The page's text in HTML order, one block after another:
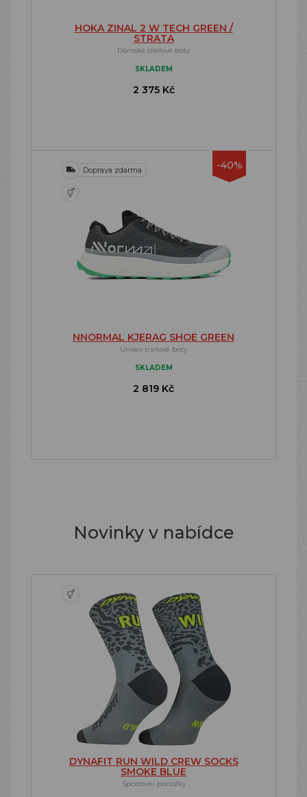
HOKA ZINAL 2 W TECH GREEN /
STRATA
Dámské trailové boty
SKLADEM
2 375 Kč
-40%
Doprava zdarma
NNORMAL KJERAG SHOE GREEN
Unisex trailové boty
SKLADEM
2 819 Kč
Novinky v nabídce
DYNAFIT RUN WILD CREW SOCKS
SMOKE BLUE
Sportovní ponožky